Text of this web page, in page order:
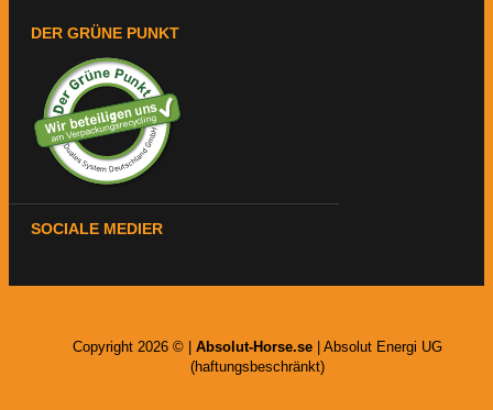
DER GRÜNE PUNKT
SOCIALE MEDIER
Copyright 2026 © | Absolut-Horse.se | Absolut Energi UG
(haftungsbeschränkt)